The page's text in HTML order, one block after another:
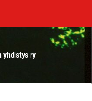
yhdistys ry